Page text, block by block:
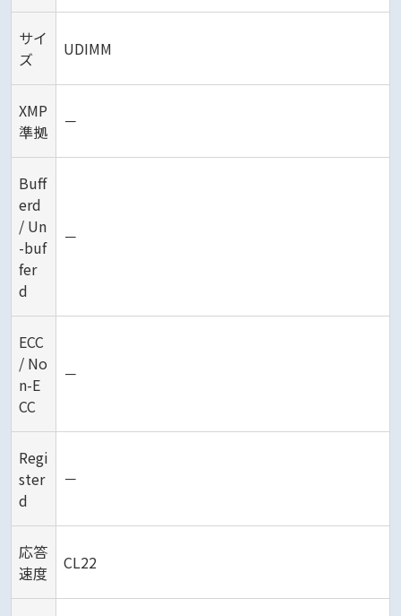
サイ
ズ
UDIMM
XMP
準拠
－
Buff
erd
/ Un
-buf
fer
d
－
ECC
/ No
n-E
CC
－
Regi
ster
d
－
応答
速度
CL22